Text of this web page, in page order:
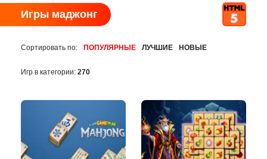
Игры маджонг
Сортировать по: ПОПУЛЯРНЫЕ ЛУЧШИЕ НОВЫЕ
Игр в категории: 270